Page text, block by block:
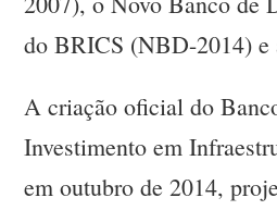
do BRICS (NBD-2014)
A criação oficial do
Investimento em
em outubro de 2014,